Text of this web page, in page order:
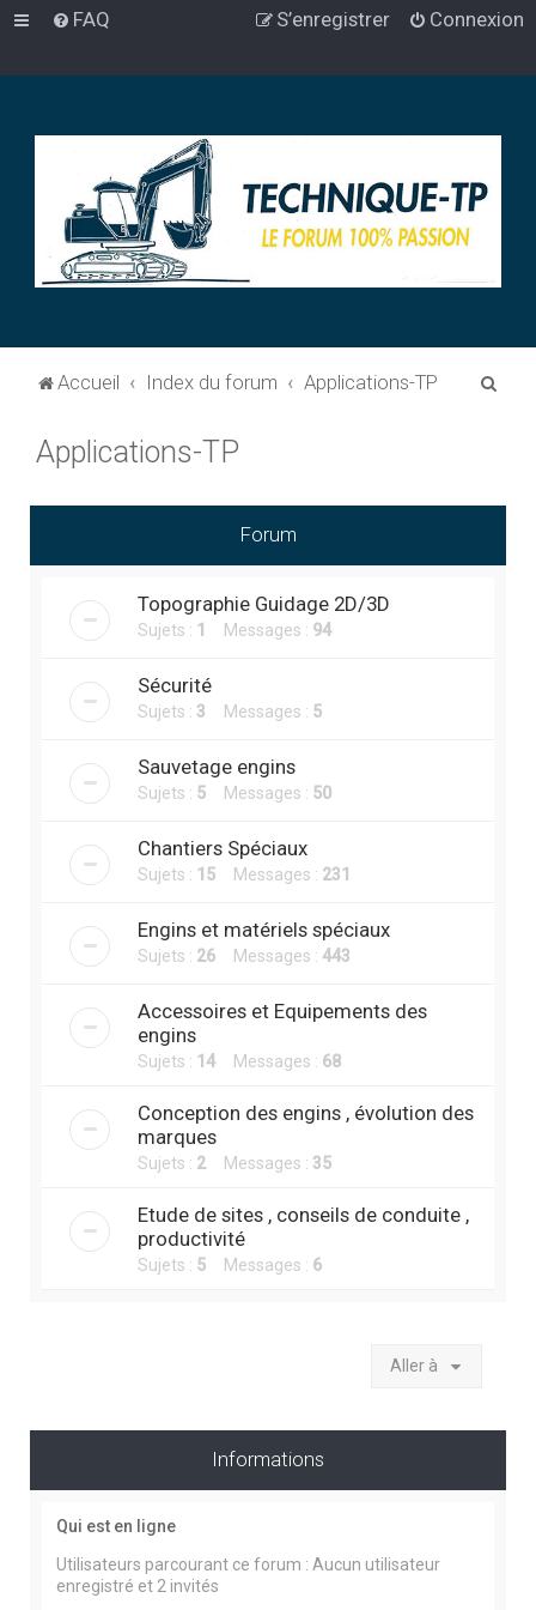
FAQ Connexion
S’enregistrer
Accueil Index du forum Applications-TP
Applications-TP
Forum
Topographie Guidage 2D/3D
Sujets : 1 Messages : 94
Sécurité
Sujets : 3 Messages : 5
Sauvetage engins
Sujets : 5 Messages : 50
Chantiers Spéciaux
Sujets : 15 Messages : 231
Engins et matériels spéciaux
Sujets : 26 Messages : 443
Accessoires et Equipements des
engins
Sujets : 14 Messages : 68
Conception des engins , évolution des
marques
Sujets : 2Messages : 35
Etude de sites , conseils de conduite ,
productivité
Sujets : 5 Messages : 6
Aller à
Informations
Qui est en ligne
Utilisateurs parcourant ce forum : Aucun utilisateur
enregistré et 2 invités